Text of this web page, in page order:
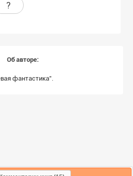
?
Об авторе:
фантастика".